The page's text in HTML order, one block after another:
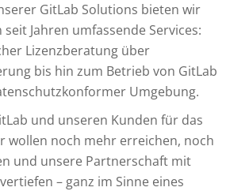
GitLab Solutions bieten wir
Jahren umfassende Services:
Lizenzberatung über
bis hin zum Betrieb von GitLab
Umgebung.
und unseren Kunden für das
wollen noch mehr erreichen, noch
und unsere Partnerschaft mit
– ganz im Sinne eines